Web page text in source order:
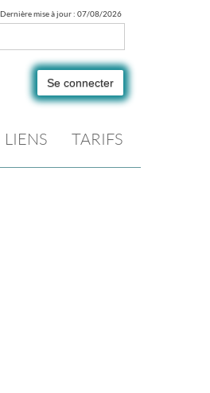
Dernière mise à jour : 07/08/2026
Se connecter
LIENS TARIFS